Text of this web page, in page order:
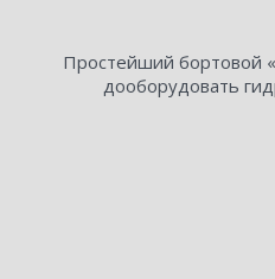
Простейший бортовой
дооборудовать